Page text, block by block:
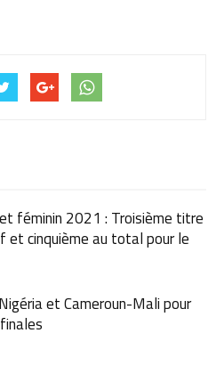
féminin 2021 : Troisième titre
et cinquième au total pour le
et Cameroun-Mali pour